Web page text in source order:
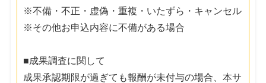
※不備・不正・虚偽・重複・いたずら・キャンセル
※その他お申込内容に不備がある場合
■成果調査に関して
成果承認期限が過ぎても報酬が未付与の場合、本サ